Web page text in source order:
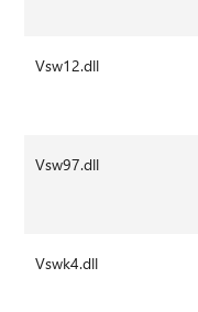
Vsw12.dll
Vsw97.dll
Vswk4.dll